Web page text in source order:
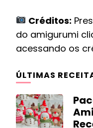
Créditos:
do amigurumi
acessando os
ÚLTIMAS